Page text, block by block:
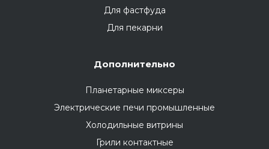
Для фастфуда
Для пекарни
Дополнительно
Планетарные миксеры
Электрические печи промышленные
Холодильные витрины
Грили контактные